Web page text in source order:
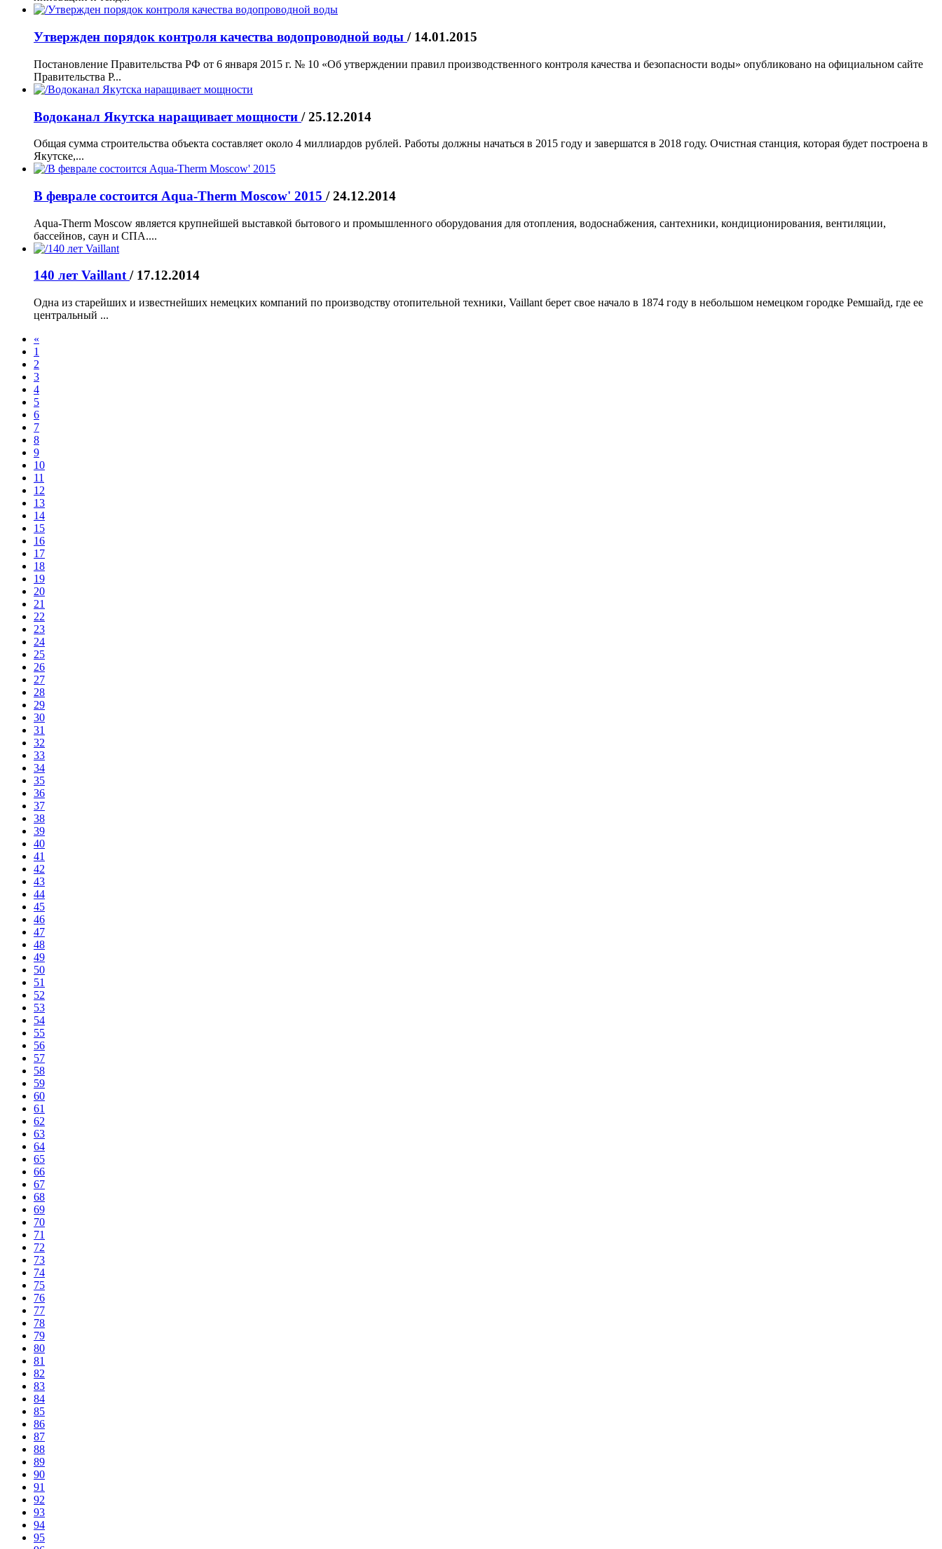
Утвержден порядок контроля качества водопроводной воды / 14.01.2015
Постановление Правительства РФ от 6 января 2015 г. № 10 «Об утверждении правил производственного контроля качества и безопасности воды» опубликовано на официальном сайте
Правительства Р...
Водоканал Якутска наращивает мощности / 25.12.2014
Общая сумма строительства объекта составляет около 4 миллиардов рублей. Работы должны начаться в 2015 году и завершатся в 2018 году. Очистная станция, которая будет построена в
Якутске,...
В феврале состоится Aqua-Therm Moscow' 2015 / 24.12.2014
Aqua-Therm Moscow является крупнейшей выставкой бытового и промышленного оборудования для отопления, водоснабжения, сантехники, кондиционирования, вентиляции,
бассейнов, саун и СПА....
140 лет Vaillant/ 17.12.2014
Одна из старейших и известнейших немецких компаний по производству отопительной техники, Vaillant берет свое начало в 1874 году в небольшом немецком городке Ремшайд, где ее
центральный ...
«
1
2
3
4
5
6
7
8
9
10
11
12
13
14
15
16
17
18
19
20
21
22
23
24
25
26
27
28
29
30
31
32
33
34
35
36
37
38
39
40
41
42
43
44
45
46
47
48
49
50
51
52
53
54
55
56
57
58
59
60
61
62
63
64
65
66
67
68
69
70
71
72
73
74
75
76
77
78
79
80
81
82
83
84
85
86
87
88
89
90
91
92
93
94
95